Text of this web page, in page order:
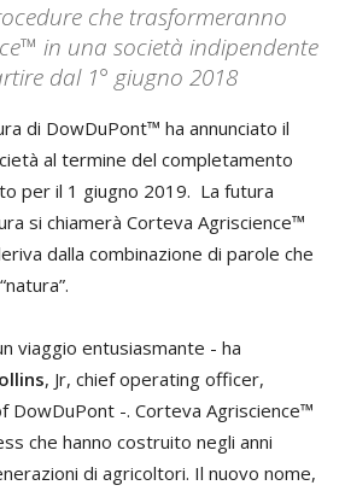
che trasformeranno
in una società indipendente
dal 1° giugno 2018
di DowDuPont™ ha annunciato il
al termine del completamento
per il 1 giugno 2019. La futura
si chiamerà Corteva Agriscience™
dalla combinazione di parole che
viaggio entusiasmante - ha
, Jr, chief operating officer,
DowDuPont -. Corteva Agriscience™
che hanno costruito negli anni
di agricoltori. Il nuovo nome,